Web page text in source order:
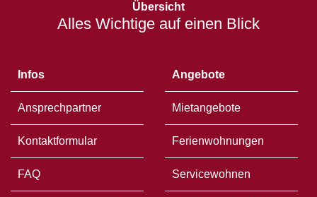
Übersicht
Alles Wichtige auf einen Blick
Infos
Ansprechpartner
Kontaktformular
FAQ
Angebote
Mietangebote
Ferienwohnungen
Servicewohnen